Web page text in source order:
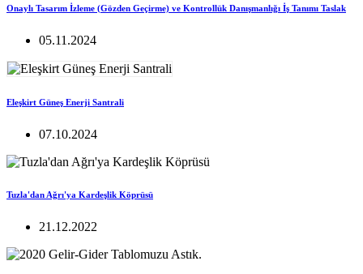
Onaylı Tasarım İzleme (Gözden Geçirme) ve Kontrollük Danışmanlığı İş Tanımı Taslak
05.11.2024
Eleşkirt Güneş Enerji Santrali
07.10.2024
Tuzla'dan Ağrı'ya Kardeşlik Köprüsü
21.12.2022